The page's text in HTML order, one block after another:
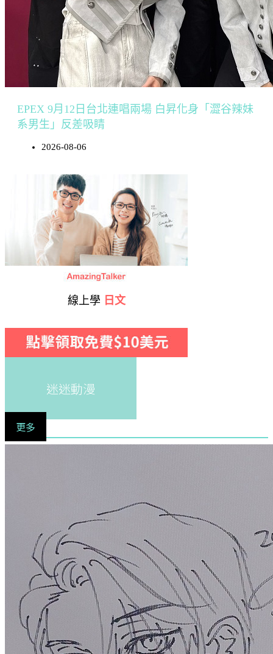
EPEX 9月12日台北連唱兩場 白昇化身「澀谷辣妹
系男生」反差吸睛
2026-08-06
線上學 日文
迷迷動漫
更多